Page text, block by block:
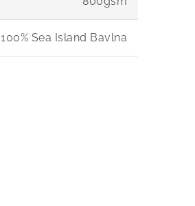
100% Sea Island Bavlna